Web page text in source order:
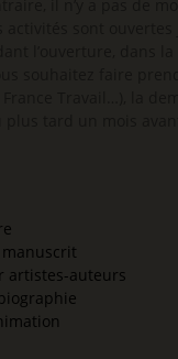
artistes-auteurs